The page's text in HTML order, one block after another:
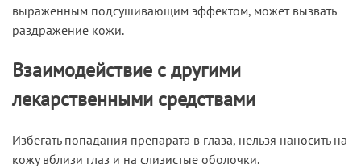
выраженным подсушивающим эффектом, может вызвать
раздражение кожи.
Взаимодействие с другими
лекарственными средствами
Избегать попадания препарата в глаза, нельзя наносить на
кожу вблизи глаз и на слизистые оболочки.